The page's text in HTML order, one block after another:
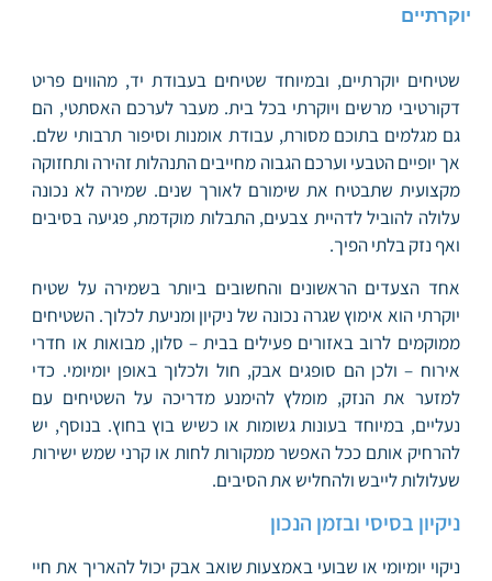
יוקרתיים
שטיחים יוקרתיים, ובמיוחד שטיחים בעבודת יד, מהווים פריט
דקורטיבי מרשים ויוקרתי בכל בית. מעבר לערכם האסתטי, הם
גם מגלמים בתוכם מסורת, עבודת אומנות וסיפור תרבותי שלם.
אך יופיים הטבעי וערכם הגבוה מחייבים התנהלות זהירה ותחזוקה
מקצועית שתבטיח את שימורם לאורך שנים. שמירה לא נכונה
עלולה להוביל לדהיית צבעים, התבלות מוקדמת, פגיעה בסיבים
ואף נזק בלתי הפיך.
אחד הצעדים הראשונים והחשובים ביותר בשמירה על שטיח
יוקרתי הוא אימוץ שגרה נכונה של ניקיון ומניעת לכלוך. השטיחים
ממוקמים לרוב באזורים פעילים בבית – סלון, מבואות או חדרי
אירוח – ולכן הם סופגים אבק, חול ולכלוך באופן יומיומי. כדי
למזער את הנזק, מומלץ להימנע מדריכה על השטיחים עם
נעליים, במיוחד בעונות גשומות או כשיש בוץ בחוץ. בנוסף, יש
להרחיק אותם ככל האפשר ממקורות לחות או קרני שמש ישירות
שעלולות לייבש ולהחליש את הסיבים.
ניקיון בסיסי ובזמן הנכון
ניקוי יומיומי או שבועי באמצעות שואב אבק יכול להאריך את חיי